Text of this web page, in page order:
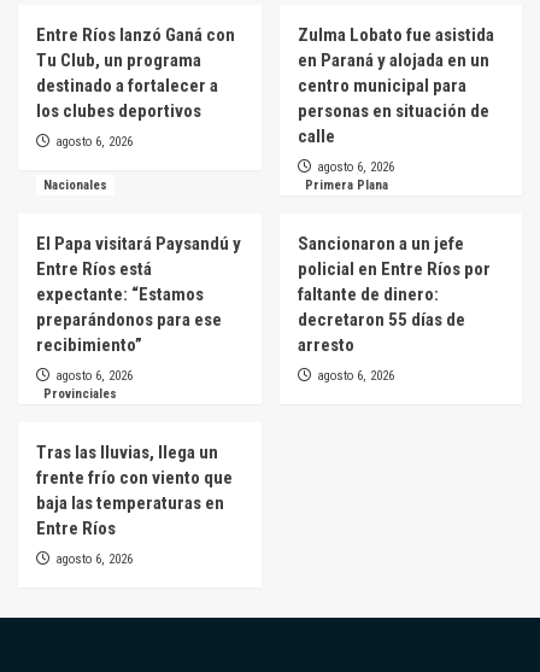
Entre Ríos lanzó Ganá con
Tu Club, un programa
destinado a fortalecer a
los clubes deportivos
agosto 6, 2026
Zulma Lobato fue asistida
en Paraná y alojada en un
centro municipal para
personas en situación de
calle
agosto 6, 2026
Nacionales
El Papa visitará Paysandú y
Entre Ríos está
expectante: “Estamos
preparándonos para ese
recibimiento”
agosto 6, 2026
Primera Plana
Sancionaron a un jefe
policial en Entre Ríos por
faltante de dinero:
decretaron 55 días de
arresto
agosto 6, 2026
Provinciales
Tras las lluvias, llega un
frente frío con viento que
baja las temperaturas en
Entre Ríos
agosto 6, 2026